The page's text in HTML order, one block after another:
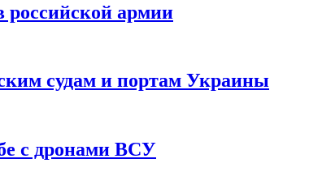
российской армии
судам и портам Украины
с дронами ВСУ